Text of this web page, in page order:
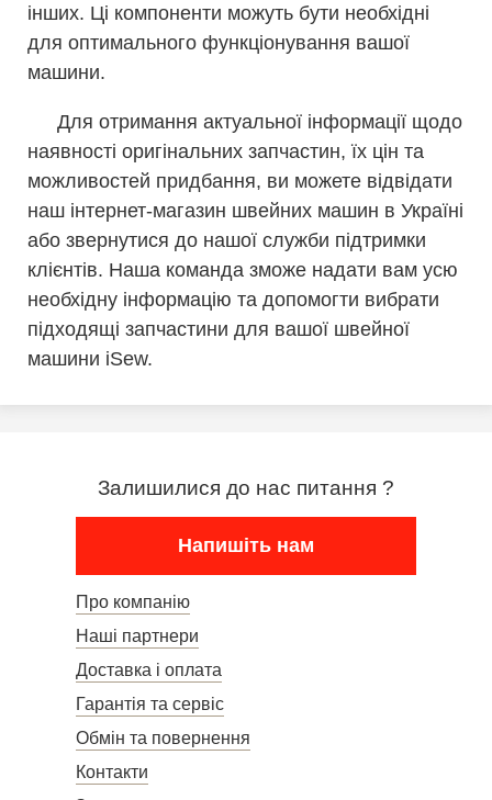
інших. Ці компоненти можуть бути необхідні
для оптимального функціонування вашої
машини.
Для отримання актуальної інформації щодо
наявності оригінальних запчастин, їх цін та
можливостей придбання, ви можете відвідати
наш інтернет-магазин швейних машин в Україні
або звернутися до нашої служби підтримки
клієнтів. Наша команда зможе надати вам усю
необхідну інформацію та допомогти вибрати
підходящі запчастини для вашої швейної
машини iSew.
Залишилися до нас питання ?
Напишіть нам
Про компанію
Наші партнери
Доставка і оплата
Гарантія та сервіс
Обмін та повернення
Контакти